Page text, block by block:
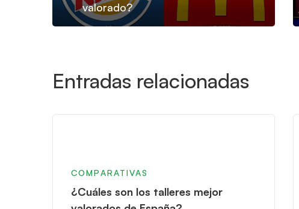
valorado?
Entradas relacionadas
COMPARATIVAS
¿Cuáles son los talleres mejor